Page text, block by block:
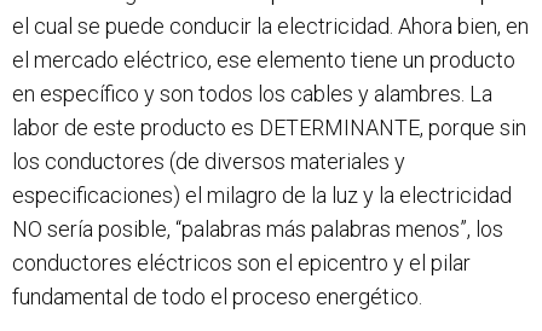
el cual se puede conducir la electricidad. Ahora bien, en
el mercado eléctrico, ese elemento tiene un producto
en específico y son todos los cables y alambres. La
labor de este producto es DETERMINANTE, porque sin
los conductores (de diversos materiales y
especificaciones) el milagro de la luz y la electricidad
NO sería posible, “palabras más palabras menos”, los
conductores eléctricos son el epicentro y el pilar
fundamental de todo el proceso energético.